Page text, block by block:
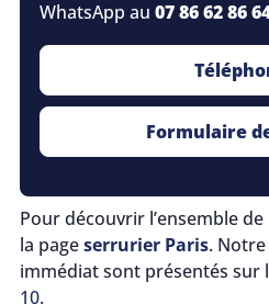
WhatsApp au 07 86 62 86
Formulaire
Pour découvrir l’ensemble
la pageserrurier Paris.
immédiat sont présentés sur
10.